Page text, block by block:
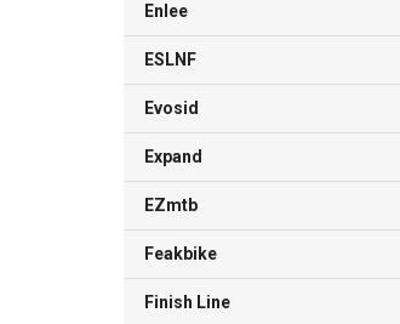
Enlee
ESLNF
Evosid
Expand
EZmtb
Feakbike
Finish Line